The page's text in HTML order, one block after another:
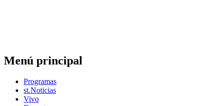
Menú principal
Programas
st.Noticias
Vivo